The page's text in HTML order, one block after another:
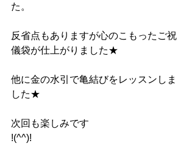
た。
反省点もありますが心のこもったご祝
儀袋が仕上がりました★
他に金の水引で亀結びをレッスンしま
した★
次回も楽しみです
!(^^)!